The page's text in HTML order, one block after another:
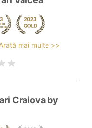
Arată mai multe >>
Craiova by